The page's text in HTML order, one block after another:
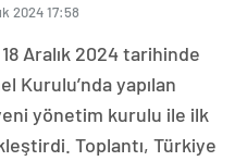
2024 17:58
Aralık 2024 tarihinde
Kurulu’nda yapılan
yönetim kurulu ile ilk
Toplantı, Türkiye